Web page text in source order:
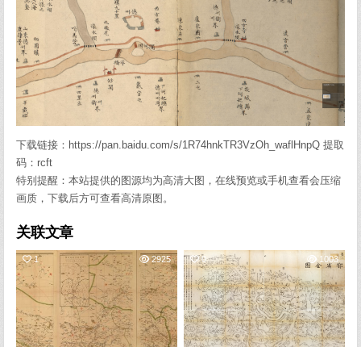
下载链接：https://pan.baidu.com/s/1R74hnkTR3VzOh_waflHnpQ 提取
码：rcft
特别提醒：本站提供的图源均为高清大图，在线预览或手机查看会压缩
画质，下载后方可查看高清原图。
关联文章
1 2925 0 1003